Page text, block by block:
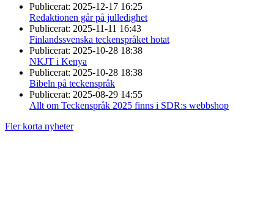
Publicerat: 2025-12-17 16:25
Redaktionen går på julledighet
Publicerat: 2025-11-11 16:43
Finlandssvenska teckenspråket hotat
Publicerat: 2025-10-28 18:38
NKJT i Kenya
Publicerat: 2025-10-28 18:38
Bibeln på teckenspråk
Publicerat: 2025-08-29 14:55
Allt om Teckenspråk 2025 finns i SDR:s webbshop
Fler korta nyheter